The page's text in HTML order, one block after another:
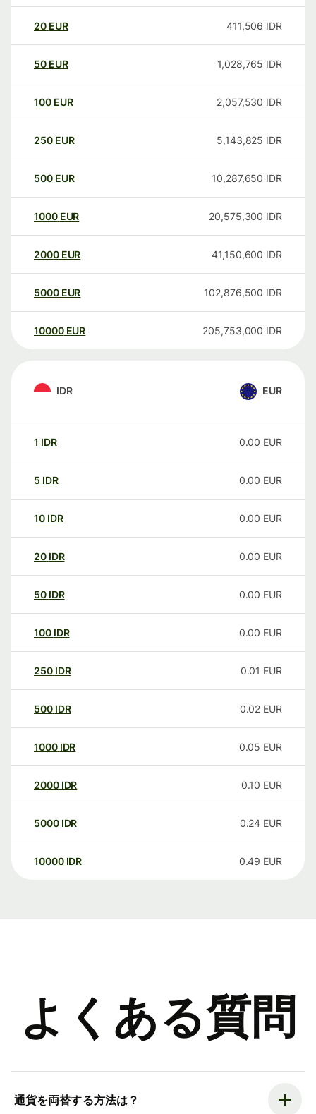
20 EUR 411,506 IDR
50 EUR 1,028,765 IDR
100 EUR 2,057,530 IDR
250 EUR 5,143,825 IDR
500 EUR 10,287,650 IDR
1000 EUR 20,575,300 IDR
2000 EUR 41,150,600 IDR
5000 EUR 102,876,500 IDR
10000 EUR 205,753,000 IDR
IDR EUR
1 IDR 0.00 EUR
5 IDR 0.00 EUR
10 IDR 0.00 EUR
20 IDR 0.00 EUR
50 IDR 0.00 EUR
100 IDR 0.00 EUR
250 IDR 0.01 EUR
500 IDR 0.02 EUR
1000 IDR 0.05 EUR
2000 IDR 0.10 EUR
5000 IDR 0.24 EUR
10000 IDR 0.49 EUR
よくある質問
通貨を両替する方法は？